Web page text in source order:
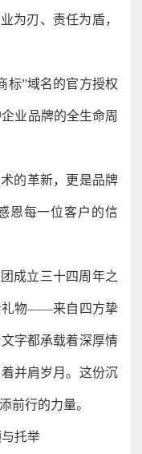
为刃、责任为盾，
标”域名的官方授权
业品牌的全生命周
的革新，更是品牌
恩每一位客户的信
成立三十四周年之
礼物——来自四方挚
字都承载着深厚情
并肩岁月。这份沉
前行的力量。
托举